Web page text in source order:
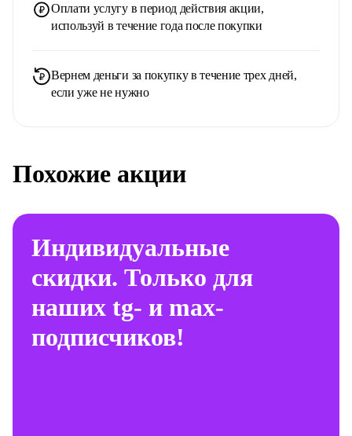
Оплати услугу в период действия акции,
используй в течение года после покупки
Вернем деньги за покупку в течение трех дней,
если уже не нужно
Похожие акции
Индивидуальные
скидки. Только для
наших tg- и max-
подписчиков!